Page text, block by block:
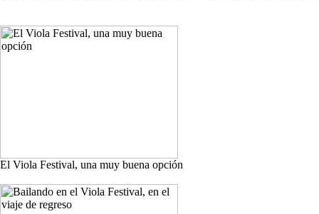
El Viola Festival, una muy buena opción